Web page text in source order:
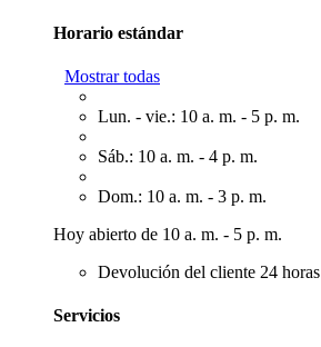
Horario estándar
Mostrar todas
Lun. - vie.: 10 a. m. - 5 p. m.
Sáb.: 10 a. m. - 4 p. m.
Dom.: 10 a. m. - 3 p. m.
Hoy abierto de 10 a. m. - 5 p. m.
Devolución del cliente 24 horas
Servicios